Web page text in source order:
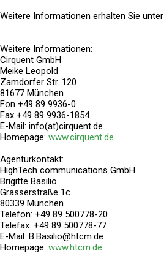
Weitere Informationen erhalten Sie unter
Weitere Informationen:
Cirquent GmbH
Meike Leopold
Zamdorfer Str. 120
81677 München
Fon +49 89 9936-0
Fax +49 89 9936-1854
E-Mail: info(at)cirquent.de
Homepage: www.cirquent.de
Agenturkontakt:
HighTech communications GmbH
Brigitte Basilio
Grasserstraße 1c
80339 München
Telefon: +49 89 500778-20
Telefax: +49 89 500778-77
E-Mail: B.Basilio@htcm.de
Homepage: www.htcm.de